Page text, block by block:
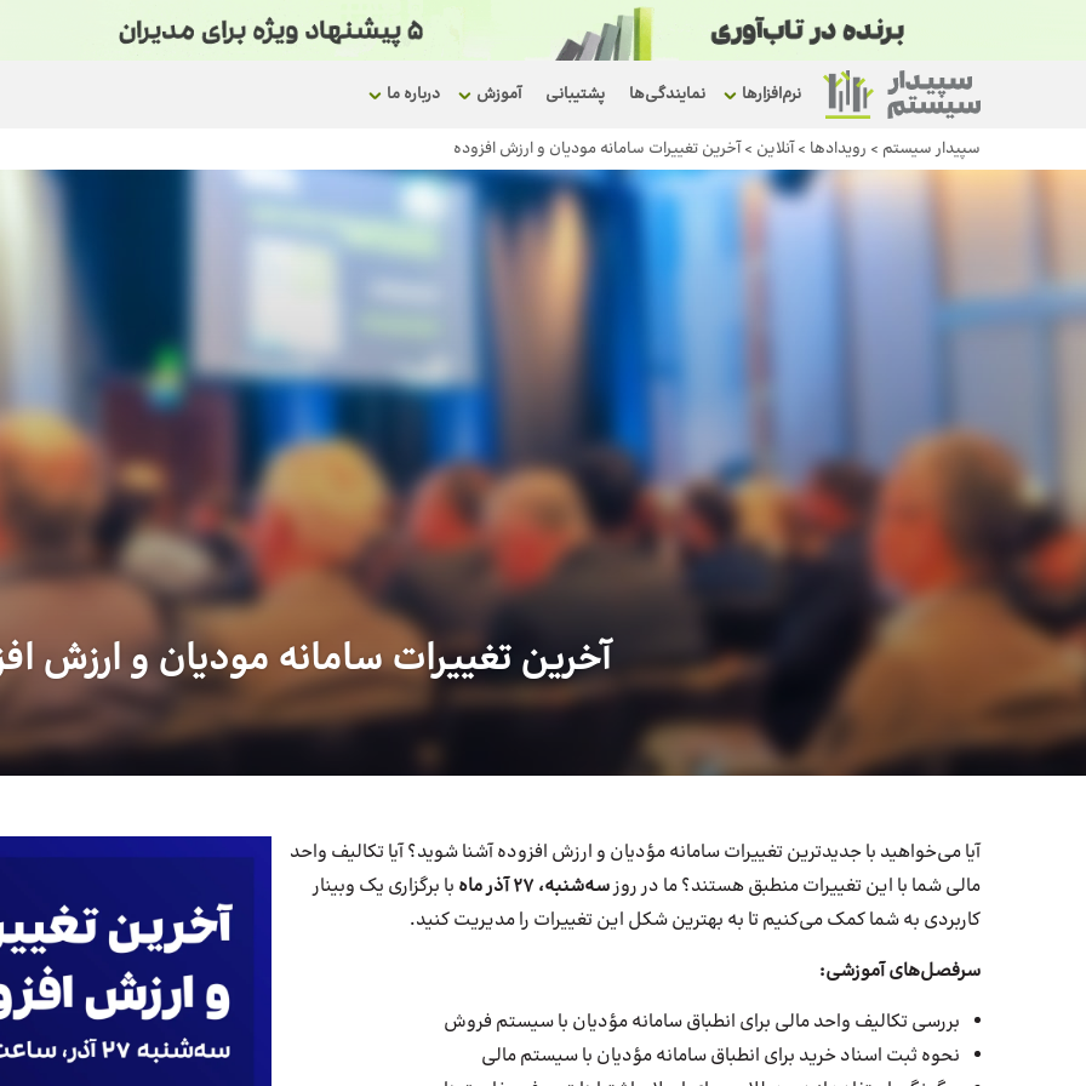
نرم‌افزارها نمایندگی‌ها پشتیبانی آموزش درباره ما
سپیدار سیستم > رویداد‌ها >آنلاین >آخرین تغییرات سامانه مودیان و ارزش افزوده
آخرین تغییرات سامانه مودیان و ارزش
آیا می‌خواهید با جدیدترین تغییرات سامانه مؤدیان و ارزش افزوده آشنا شوید؟ آیا تکالیف واحد
مالی شما با این تغییرات منطبق هستند؟ ما در روزسه‌شنبه، 27 آذر ماه
با برگزاری یک وبینار
کاربردی به شما کمک می‌کنیم تا به بهترین شکل این تغییرات را مدیریت کنید.
سرفصل‌های آموزشی:
بررسی تکالیف واحد مالی برای انطباق سامانه مؤدیان با سیستم فروش
نحوه ثبت اسناد خرید برای انطباق سامانه مؤدیان با سیستم مالی